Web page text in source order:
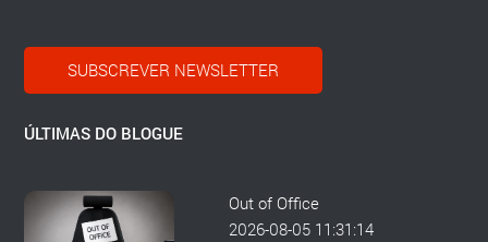
SUBSCREVER NEWSLETTER
ÚLTIMAS DO BLOGUE
Out of Office
2026-08-05 11:31:14